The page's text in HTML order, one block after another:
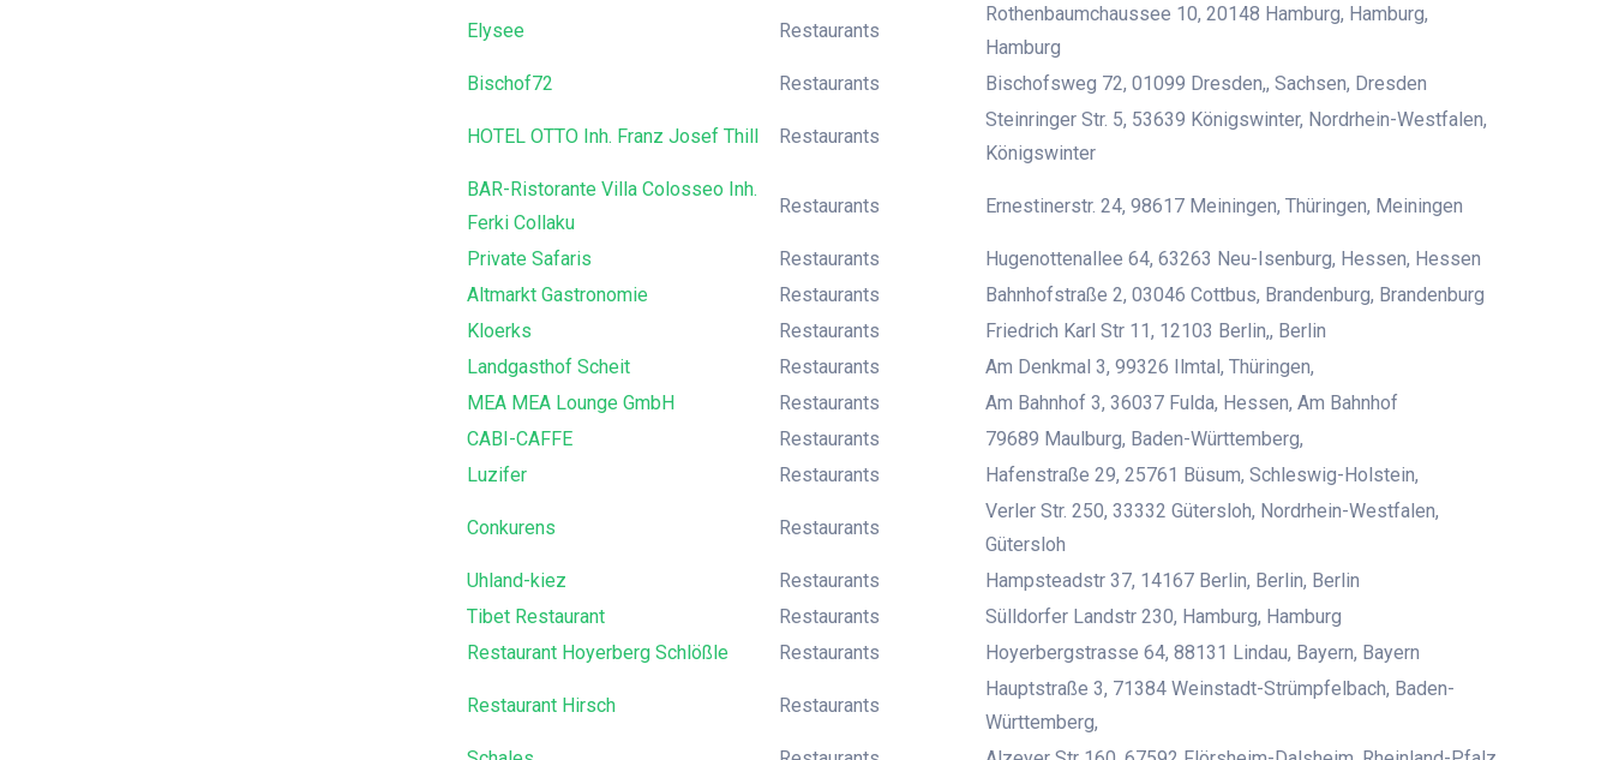
Elysee Restaurants
Rothenbaumchaussee 10, 20148 Hamburg, Hamburg,
Hamburg
Bischof72
Restaurants Bischofsweg 72, 01099 Dresden,, Sachsen, Dresden
HOTEL OTTO Inh. Franz Josef Thill Restaurants
Steinringer Str. 5, 53639 Königswinter, Nordrhein-Westfalen,
Königswinter
BAR-Ristorante Villa Colosseo Inh.
Ferki Collaku
Restaurants Ernestinerstr. 24, 98617 Meiningen, Thüringen, Meiningen
Private Safaris Restaurants
Hugenottenallee 64, 63263 Neu-Isenburg, Hessen, Hessen
Altmarkt Gastronomie
Restaurants
Bahnhofstraße 2, 03046 Cottbus, Brandenburg, Brandenburg
Kloerks
Restaurants
Friedrich Karl Str 11, 12103 Berlin,, Berlin
Landgasthof Scheit
Restaurants
Am Denkmal 3, 99326 Ilmtal, Thüringen,
MEA MEA Lounge GmbH
Restaurants
Am Bahnhof 3, 36037 Fulda, Hessen, Am Bahnhof
CABI-CAFFE
Restaurants
79689 Maulburg, Baden-Württemberg,
Luzifer
Restaurants Hafenstraße 29, 25761 Büsum, Schleswig-Holstein,
Conkurens Restaurants
Verler Str. 250, 33332 Gütersloh, Nordrhein-Westfalen,
Gütersloh
Uhland-kiez
Restaurants
Hampsteadstr 37, 14167 Berlin, Berlin, Berlin
Tibet Restaurant
Restaurants
Sülldorfer Landstr 230, Hamburg, Hamburg
Restaurant Hoyerberg Schlößle
Restaurants Hoyerbergstrasse 64, 88131 Lindau, Bayern, Bayern
Restaurant Hirsch Restaurants
Hauptstraße 3, 71384 Weinstadt-Strümpfelbach, Baden-
Württemberg,